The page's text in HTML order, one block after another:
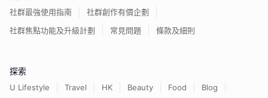
社群最強使用指南
社群創作有價企劃
社群焦點功能及升級計劃
常見問題 條款及細則
探索
U Lifestyle Travel HK Beauty Food Blog